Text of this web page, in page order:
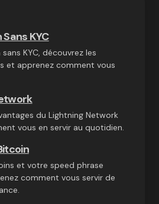
KYC
KYC, découvrez les
et apprenez comment vous
du Lightning Network
vous en servir au quotidien.
et votre speed phrase
comment vous servir de